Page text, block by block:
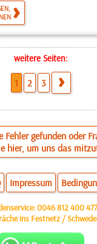
weitere Seiten:
1 2 3
Fehler gefunden oder
hier, um uns das
Impressum
0046 812 400 477
ins Festnetz /